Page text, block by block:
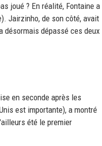
joué ? En réalité, Fontaine a
Jairzinho, de son côté, avait
désormais dépassé ces deux
en seconde après les
est importante), a montré
été le premier